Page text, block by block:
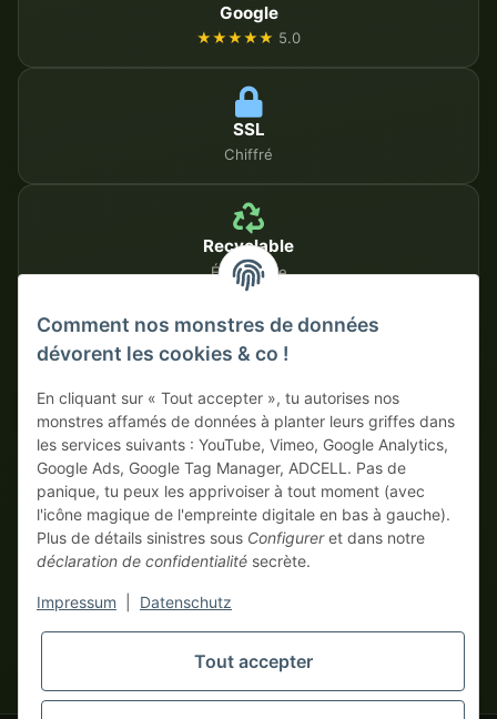
Google
★★★★★ 5.0
SSL
Chiffré
Recyclable
Écologique
MÉTHODES DE PAIEMENT SÉCURISÉES
Sur facture Paiement anticipé avec escompte
vrais monstres business commandent ! Vente uniquement aux
entrepreneurs (§ 14 BGB), aucun client particulier (§ 13 BGB).
Les prix en devises étrangères sont indicatifs et se basent sur le
taux de change actuel. La devise contractuelle est l'euro (EUR).
Comment nos monstres de données
dévorent les cookies & co !
En cliquant sur « Tout accepter », tu autorises nos
monstres affamés de données à planter leurs griffes dans
les services suivants : YouTube, Vimeo, Google Analytics,
Google Ads, Google Tag Manager, ADCELL. Pas de
panique, tu peux les apprivoiser à tout moment (avec
l'icône magique de l'empreinte digitale en bas à gauche).
Plus de détails sinistres sous Configureret dans notre
déclaration de confidentialité secrète.
Impressum Datenschutz
Tout accepter